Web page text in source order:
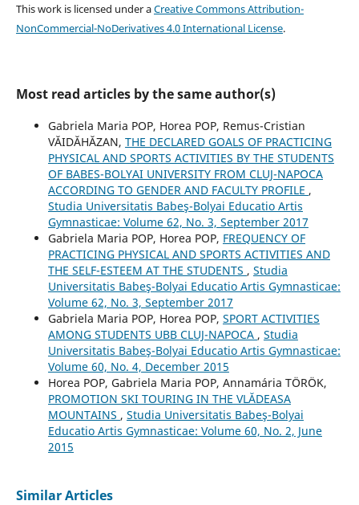
This work is licensed under aCreative Commons Attribution-
NonCommercial-NoDerivatives 4.0 International License.
Most read articles by the same author(s)
Gabriela Maria POP, Horea POP, Remus-Cristian
VĂIDĂHĂZAN, THE DECLARED GOALS OF PRACTICING
PHYSICAL AND SPORTS ACTIVITIES BY THE STUDENTS
OF BABES-BOLYAI UNIVERSITY FROM CLUJ-NAPOCA
ACCORDING TO GENDER AND FACULTY PROFILE ,
Studia Universitatis Babeş-Bolyai Educatio Artis
Gymnasticae: Volume 62, No. 3, September 2017
Gabriela Maria POP, Horea POP, FREQUENCY OF
PRACTICING PHYSICAL AND SPORTS ACTIVITIES AND
THE SELF-ESTEEM AT THE STUDENTS , Studia
Universitatis Babeş-Bolyai Educatio Artis Gymnasticae:
Volume 62, No. 3, September 2017
Gabriela Maria POP, Horea POP, SPORT ACTIVITIES
AMONG STUDENTS UBB CLUJ-NAPOCA , Studia
Universitatis Babeş-Bolyai Educatio Artis Gymnasticae:
Volume 60, No. 4, December 2015
Horea POP, Gabriela Maria POP, Annamária TÖRÖK,
PROMOTION SKI TOURING IN THE VLĂDEASA
MOUNTAINS , Studia Universitatis Babeş-Bolyai
Educatio Artis Gymnasticae: Volume 60, No. 2, June
2015
Similar Articles